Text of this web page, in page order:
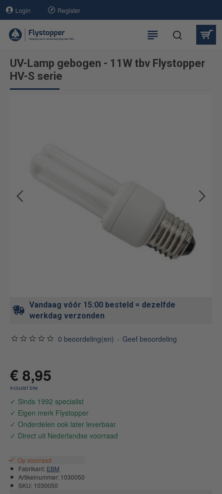
Login Register
UV-Lamp gebogen - 11W tbv Flystopper
HV-S serie
Vandaag vóór 15:00 besteld = dezelfde
werkdag verzonden
0 beoordeling(en) - Geef beoordeling
€ 8,95
Op voorraad
Fabrikant: EBM
Artikelnummer: 1030050
SKU: 1030050